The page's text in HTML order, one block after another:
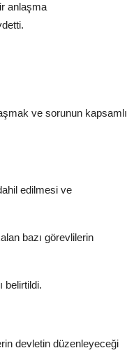
anlaşma
ve sorunun kapsamlı
edilmesi ve
bazı görevlilerin
belirtildi.
devletin düzenleyeceği